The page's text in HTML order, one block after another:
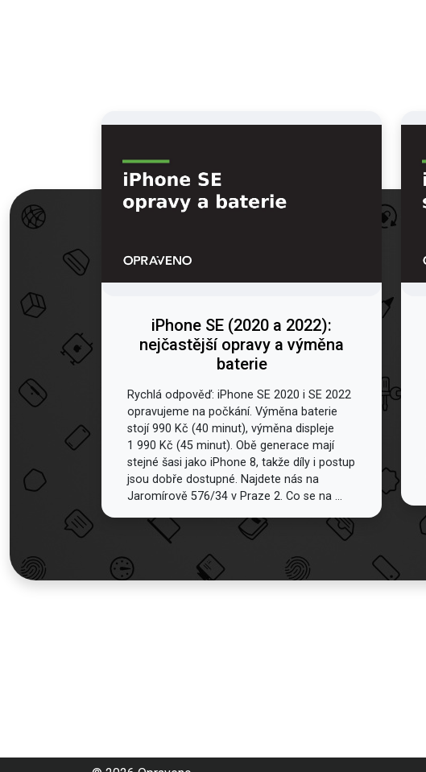
iPhone SE (2020 a 2022):
nejčastější opravy a výměna
baterie
Rychlá odpověď: iPhone SE 2020 i SE 2022
opravujeme na počkání. Výměna baterie
stojí 990 Kč (40 minut), výměna displeje
1 990 Kč (45 minut). Obě generace mají
stejné šasi jako iPhone 8, takže díly i postup
jsou dobře dostupné. Najdete nás na
Jaromírově 576/34 v Praze 2. Co se na ...